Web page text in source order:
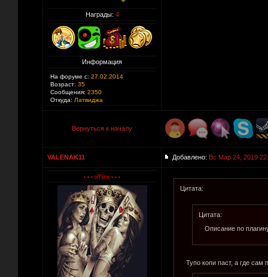
Награды: 4
Информация
На форуме с: 27.02.2014
Возраст: 35
Сообщения: 2350
Откуда: Латвиджа
Вернуться к началу
VALENAK11 Добавлено: Вс Мар 24, 2019
Цитата:
Цитата:
Описание по
Тупо копи паст, а где сам